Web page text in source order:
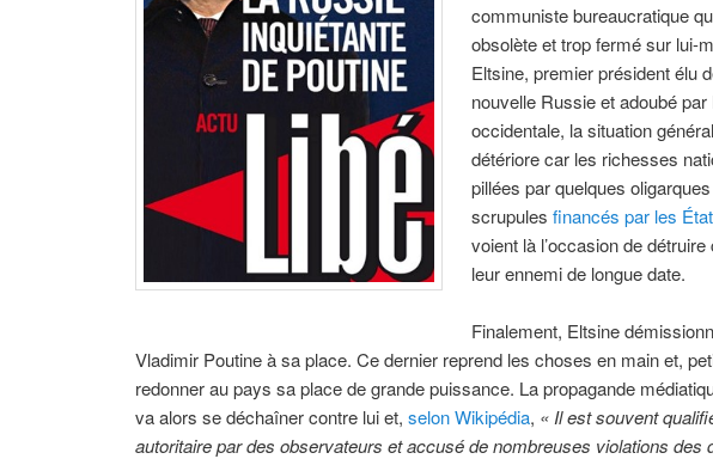
communiste bureaucratique
obsolète et trop fermé sur lui-
Eltsine, premier président élu
nouvelle Russie et adoubé
occidentale, la situation
détériore car les richesses
pillées par quelques
scrupulesfinancés par les
voient là l’occasion de
leur ennemi de longue date.
Finalement, Eltsine
Vladimir Poutine à sa place. Ce dernier reprend les choses en main et,
redonner au pays sa place de grande puissance. La propagande
va alors se déchaîner contre lui et, selon Wikipédia, « Il est souvent
autoritaire par des observateurs et accusé de nombreuses violations des